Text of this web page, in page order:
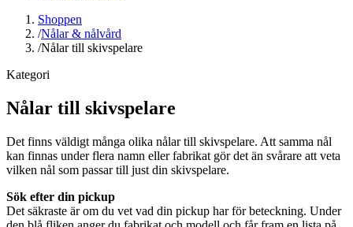
Shoppen
/Nålar & nålvård
/Nålar till skivspelare
Kategori
Nålar till skivspelare
Det finns väldigt många olika nålar till skivspelare. Att samma nål
kan finnas under flera namn eller fabrikat gör det än svårare att veta
vilken nål som passar till just din skivspelare.
Sök efter din pickup
Det säkraste är om du vet vad din pickup har för beteckning. Under